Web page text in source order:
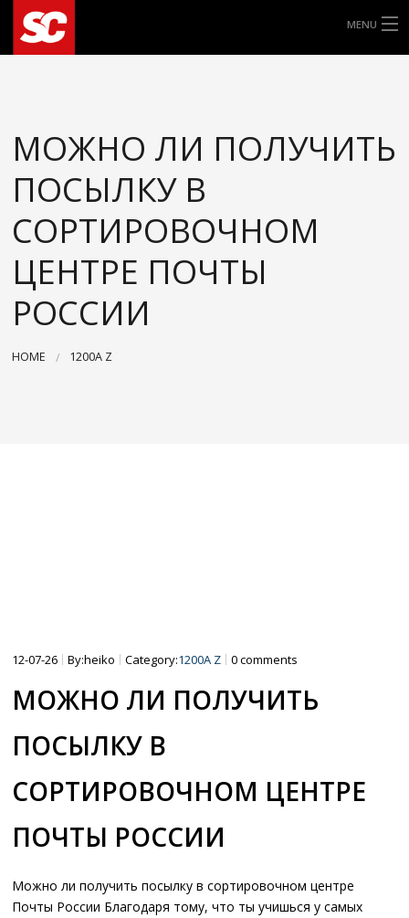
MENU
11″
12″
МОЖНО ЛИ ПОЛУЧИТЬ
ПОСЫЛКУ В
СОРТИРОВОЧНОМ
ЦЕНТРЕ ПОЧТЫ
РОССИИ
HOME 1200A Z
12-07-26 By:heiko Category:1200A Z 0 comments
МОЖНО ЛИ ПОЛУЧИТЬ
ПОСЫЛКУ В
СОРТИРОВОЧНОМ ЦЕНТРЕ
ПОЧТЫ РОССИИ
Можно ли получить посылку в сортировочном центре
Почты России Благодаря тому, что ты учишься у самых